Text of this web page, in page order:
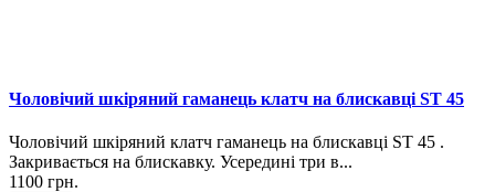
Чоловічий шкіряний гаманець клатч на блискавці ST 45
Чоловічий шкіряний клатч гаманець на блискавці ST 45 .
Закривається на блискавку. Усередині три в...
1100 грн.